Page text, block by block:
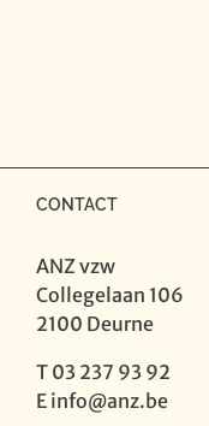
CONTACT
ANZ vzw
Collegelaan 106
2100 Deurne
T 03 237 93 92
E info@anz.be